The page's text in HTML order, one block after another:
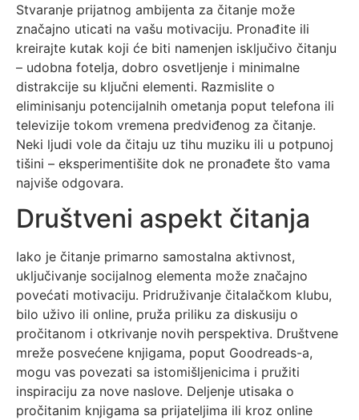
Stvaranje prijatnog ambijenta za čitanje može
značajno uticati na vašu motivaciju. Pronađite ili
kreirajte kutak koji će biti namenjen isključivo čitanju
– udobna fotelja, dobro osvetljenje i minimalne
distrakcije su ključni elementi. Razmislite o
eliminisanju potencijalnih ometanja poput telefona ili
televizije tokom vremena predviđenog za čitanje.
Neki ljudi vole da čitaju uz tihu muziku ili u potpunoj
tišini – eksperimentišite dok ne pronađete što vama
najviše odgovara.
Društveni aspekt čitanja
Iako je čitanje primarno samostalna aktivnost,
uključivanje socijalnog elementa može značajno
povećati motivaciju. Pridruživanje čitalačkom klubu,
bilo uživo ili online, pruža priliku za diskusiju o
pročitanom i otkrivanje novih perspektiva. Društvene
mreže posvećene knjigama, poput Goodreads-a,
mogu vas povezati sa istomišljenicima i pružiti
inspiraciju za nove naslove. Deljenje utisaka o
pročitanim knjigama sa prijateljima ili kroz online